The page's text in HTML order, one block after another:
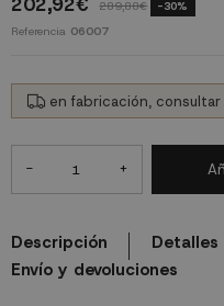
289,88€ -30%
Referencia 06007
en fabricación, consultar
- +
Descripción
Envío y devoluciones